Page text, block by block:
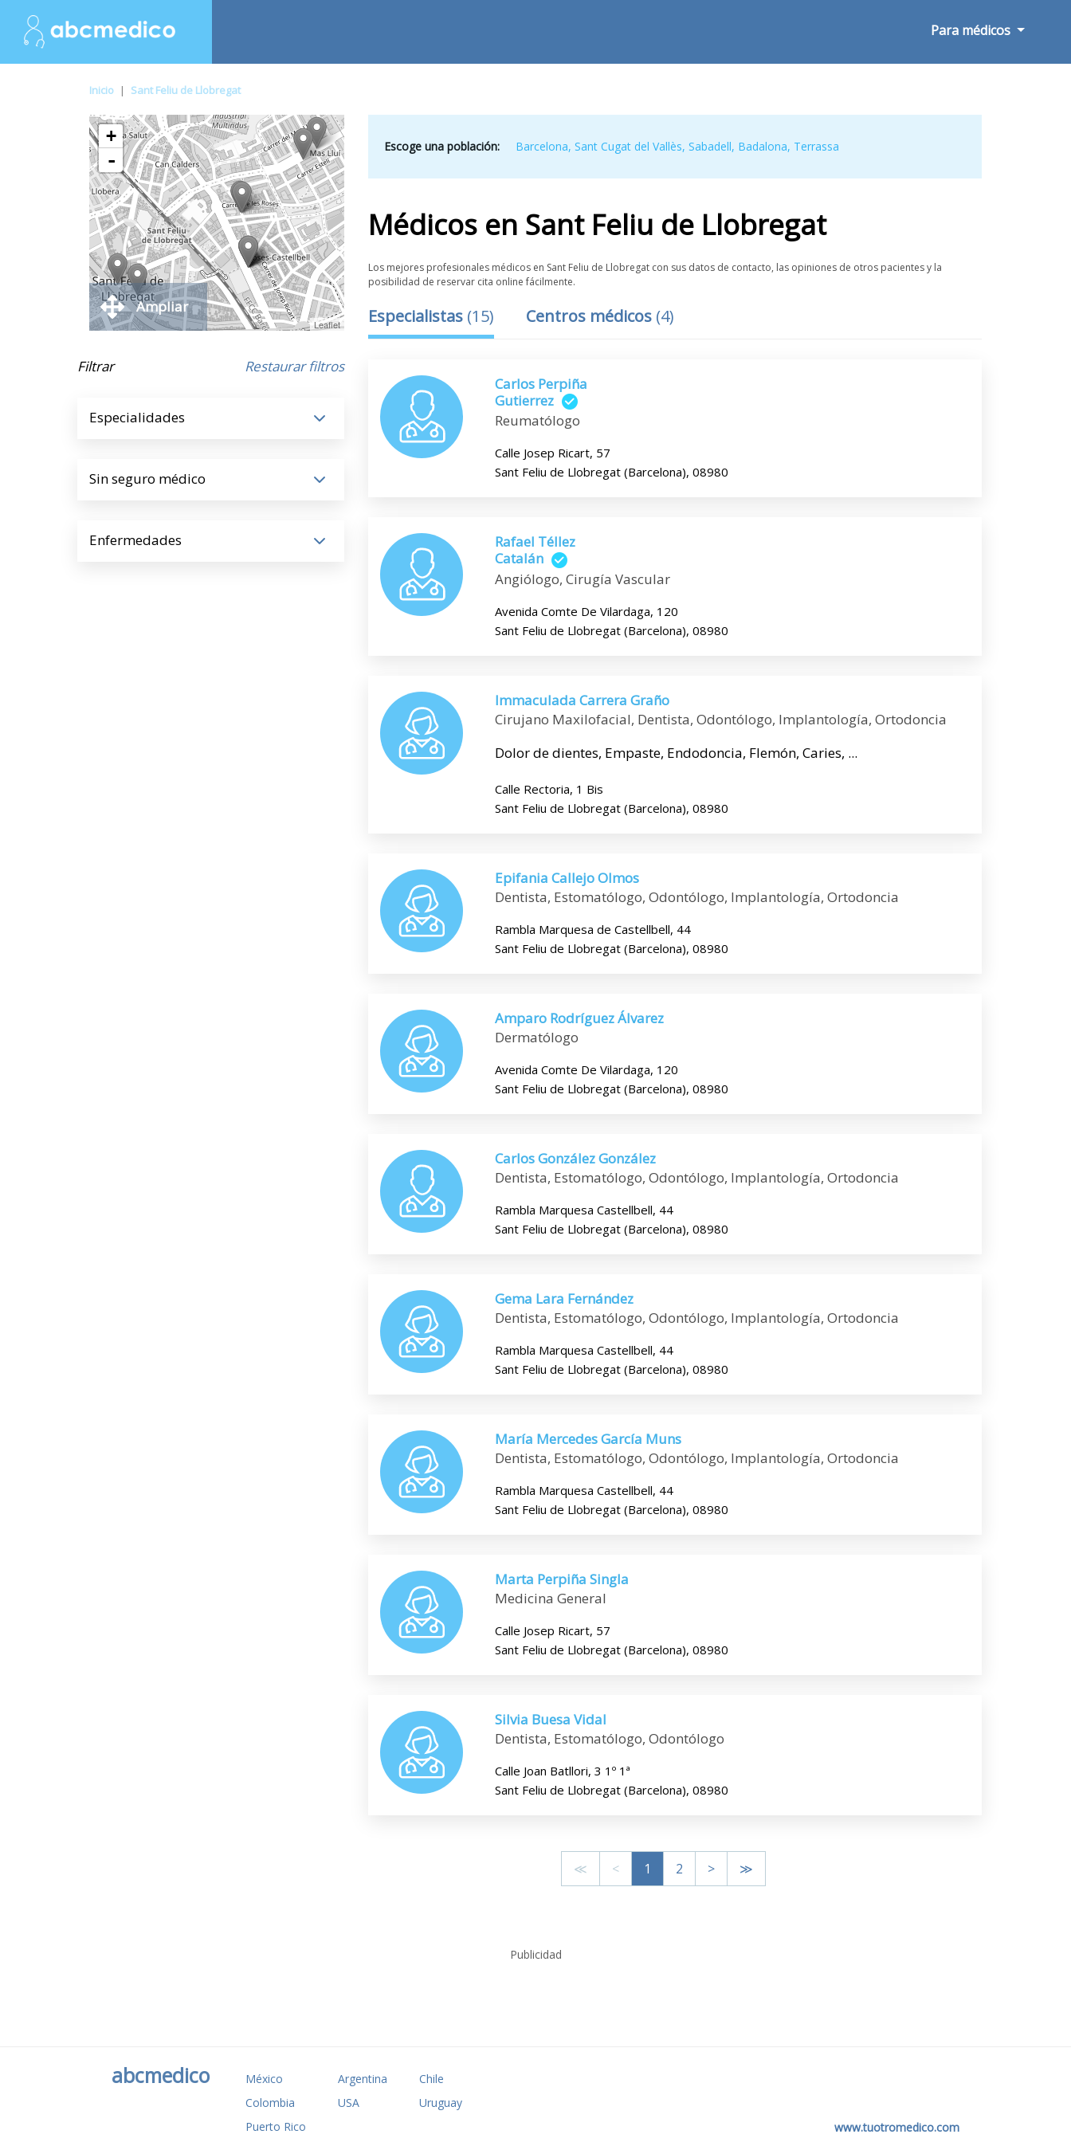
Para médicos
Inicio | Sant Feliu de Llobregat
+
-
Leaflet
Ampliar
Filtrar Restaurar filtros
Especialidades
Sin seguro médico
Enfermedades
Escoge una población: Barcelona,Sant Cugat del Vallès,Sabadell, Badalona, Terrassa
Médicos en Sant Feliu de Llobregat
Los mejores profesionales médicos en Sant Feliu de Llobregat con sus datos de contacto, las opiniones de otros pacientes y la
posibilidad de reservar cita online fácilmente.
Especialistas (15) Centros médicos (4)
Carlos Perpiña
Gutierrez
Reumatólogo
Calle Josep Ricart, 57
Sant Feliu de Llobregat (Barcelona), 08980
Rafael Téllez
Catalán
Angiólogo, Cirugía Vascular
Avenida Comte De Vilardaga, 120
Sant Feliu de Llobregat (Barcelona), 08980
Immaculada Carrera Graño
Cirujano Maxilofacial, Dentista, Odontólogo, Implantología, Ortodoncia
Dolor de dientes, Empaste, Endodoncia, Flemón, Caries, ...
Calle Rectoria, 1 Bis
Sant Feliu de Llobregat (Barcelona), 08980
Epifania Callejo Olmos
Dentista, Estomatólogo, Odontólogo, Implantología, Ortodoncia
Rambla Marquesa de Castellbell, 44
Sant Feliu de Llobregat (Barcelona), 08980
Amparo Rodríguez Álvarez
Dermatólogo
Avenida Comte De Vilardaga, 120
Sant Feliu de Llobregat (Barcelona), 08980
Carlos González González
Dentista, Estomatólogo, Odontólogo, Implantología, Ortodoncia
Rambla Marquesa Castellbell, 44
Sant Feliu de Llobregat (Barcelona), 08980
Gema Lara Fernández
Dentista, Estomatólogo, Odontólogo, Implantología, Ortodoncia
Rambla Marquesa Castellbell, 44
Sant Feliu de Llobregat (Barcelona), 08980
María Mercedes García Muns
Dentista, Estomatólogo, Odontólogo, Implantología, Ortodoncia
Rambla Marquesa Castellbell, 44
Sant Feliu de Llobregat (Barcelona), 08980
Marta Perpiña Singla
Medicina General
Calle Josep Ricart, 57
Sant Feliu de Llobregat (Barcelona), 08980
Silvia Buesa Vidal
Dentista, Estomatólogo, Odontólogo
Calle Joan Batllori, 3 1º 1ª
Sant Feliu de Llobregat (Barcelona), 08980
≪ < 1 2 > ≫
Publicidad
abcmedico México Argentina
Chile
Colombia
USA
Uruguay
Puerto Rico
www.tuotromedico.com